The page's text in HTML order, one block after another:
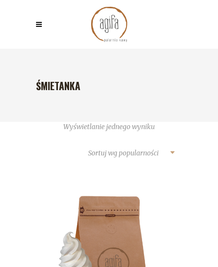
ŚMIETANKA
Wyświetlanie jednego wyniku
Sortuj wg popularności